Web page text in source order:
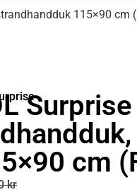
115×90 cm
cm
kr